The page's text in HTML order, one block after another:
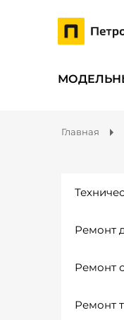
Главная
Ремонт
Ремонт
Ремонт